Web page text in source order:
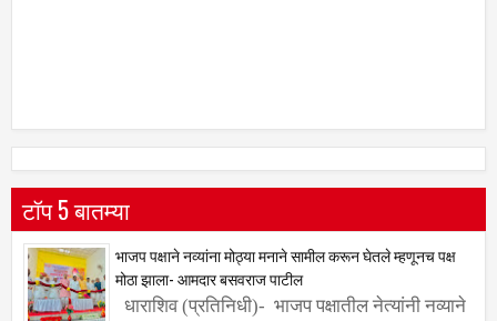
टॉप 5 बातम्या
भाजप पक्षाने नव्यांना मोठ्या मनाने सामील करून घेतले म्हणूनच पक्ष
मोठा झाला- आमदार बसवराज पाटील
धाराशिव (प्रतिनिधी)- भाजप पक्षातील नेत्यांनी नव्याने